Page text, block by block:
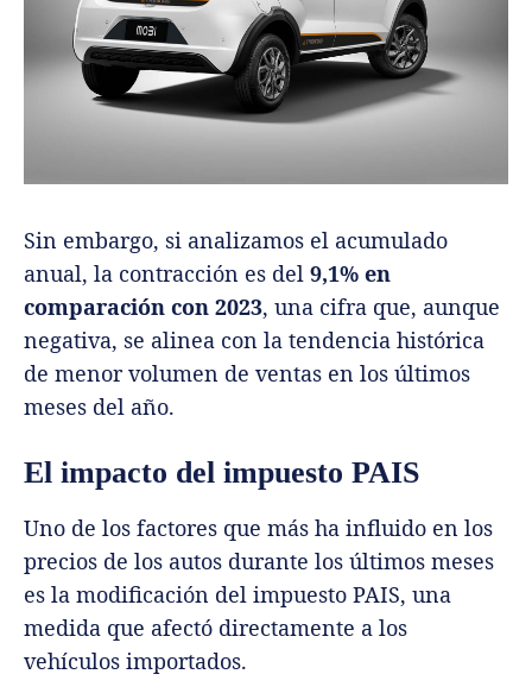
Sin embargo, si analizamos el acumulado
anual, la contracción es del 9,1% en
comparación con 2023, una cifra que, aunque
negativa, se alinea con la tendencia histórica
de menor volumen de ventas en los últimos
meses del año.
El impacto del impuesto PAIS
Uno de los factores que más ha influido en los
precios de los autos durante los últimos meses
es la modificación del impuesto PAIS, una
medida que afectó directamente a los
vehículos importados.